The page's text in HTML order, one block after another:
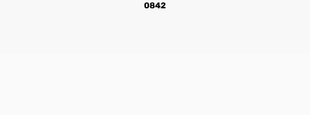
0842